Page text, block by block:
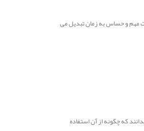
مهم و حساس به زمان تبدیل می
که چگونه از آن استفاده